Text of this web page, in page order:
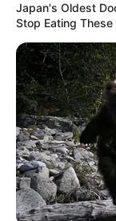
Japan's Oldest
Stop Eating These